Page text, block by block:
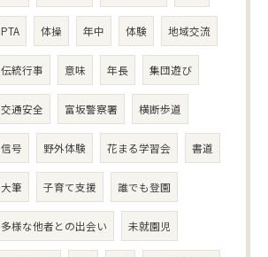
PTA 体操 年中 体験 地域交流
伝統行事 意味 年長 集団遊び
交通安全 富坂警察署 横断歩道
信号 野外体験 花まる学習会 書道
大筆 子育て支援 誰でも登園
多様な他者との出会い 未就園児